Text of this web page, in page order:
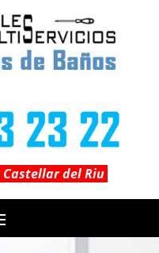
Castellar del Riu